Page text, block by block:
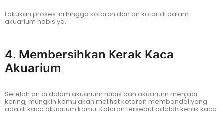
Lakukan proses ini hingga kotoran dan air kotor di dalam
akuarium habis ya.
4. Membersihkan Kerak Kaca
Akuarium
Setelah air di dalam akuarium habis dan akuarium menjadi
kering, mungkin kamu akan melihat kotoran membandel yang
ada di kaca akuarium kamu. Kotoran tersebut adalah kerak kaca.